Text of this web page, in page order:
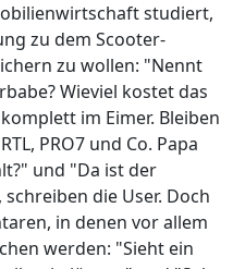
studiert,
zu dem Scooter-
zu wollen: "Nennt
Wieviel kostet das
im Eimer. Bleiben
PRO7 und Co. Papa
und "Da ist der
die User. Doch
in denen vor allem
werden: "Sieht ein